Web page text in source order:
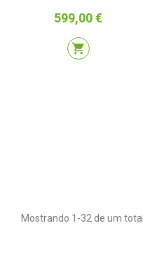
Preço
599,00 €
shopping_cart
Mostrando 1-32 de um